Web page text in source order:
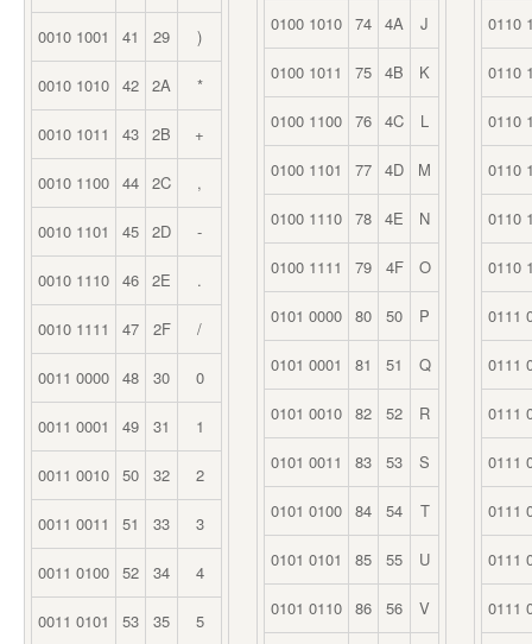
0010 1001 41 29 )
0010 1010 42 2A *
0010 1011 43 2B +
0010 1100 44 2C ,
0010 1101 45 2D -
0010 1110 46 2E .
0010 1111 47 2F /
0011 0000 48 30 0
0011 0001 49 31 1
0011 0010 50 32 2
0011 0011 51 33 3
0011 0100 52 34 4
0011 0101 53 35 5
0100 1010 74 4A J
0100 1011 75 4B K
0100 1100 76 4C L
0100 1101 77 4D M
0100 1110 78 4E N
0100 1111 79 4F O
0101 0000 80 50 P
0101 0001 81 51 Q
0101 0010 82 52 R
0101 0011 83 53 S
0101 0100 84 54 T
0101 0101 85 55 U
0101 0110 86 56 V
0110
0110
0110
0110
0110
0110
0111
0111
0111
0111
0111
0111
0111